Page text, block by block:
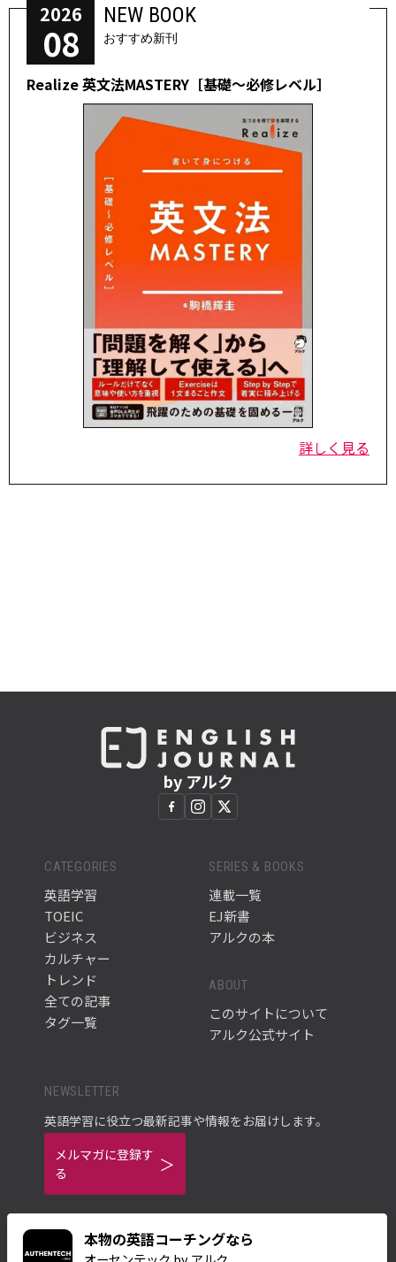
2026
08
NEW BOOK
おすすめ新刊
Realize 英文法MASTERY［基礎～必修レベル］
詳しく見る
本物の英語コーチングなら
by アルク
CATEGORIES
英語学習
TOEIC
ビジネス
カルチャー
トレンド
全ての記事
タグ一覧
SERIES & BOOKS
連載一覧
EJ新書
アルクの本
ABOUT
このサイトについて
アルク公式サイト
NEWSLETTER
英語学習に役立つ最新記事や情報をお届けします。
メルマガに登録す
る